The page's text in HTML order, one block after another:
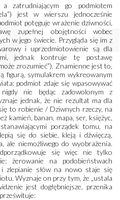
zatrudniającym go podmiotem
jest w wierszu jednocześnie
potęguje wrażenie dziwności,
zupełnej obojętności wobec
w jego świecie. Przygląda się im z
i uprzedmiotowienie są dla
jednak kontruje tę postawę
zrozumieć”). Znamienne jest to,
figurą, symulakrem wykreowanym
podmiot zdaje się wpasowywać
nie będąc zadowolonym z
jednak, że nie rezultat ma dla
to robienie / Dziwnych rzeczy, na
kamień, banan, mapa, ser, księżyc,
porządek tomu, na
się do siebie, kleją i dźwięczą,
ale niemożliwego do wyobrażenia.
się więc nie tylko
żerowanie na podobieństwach
zlepianie słów na nowo staje się
Wyznaje on przy tym, że „ustala
jest dogłębniejsze, przenika